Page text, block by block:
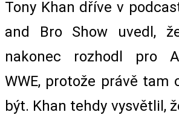
Tony Khan dříve v
and Bro Show uvedl,
nakonec rozhodl pro
WWE, protože právě tam
být. Khan tehdy vysvětlil,